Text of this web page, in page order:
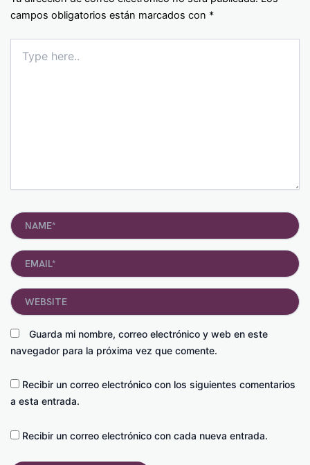
campos obligatorios están marcados con *
here..
Name*
Email*
Guarda mi nombre, correo electrónico y web en este
navegador para la próxima vez que comente.
Website
Recibir un correo electrónico con los siguientes comentarios
a esta entrada.
Recibir un correo electrónico con cada nueva entrada.